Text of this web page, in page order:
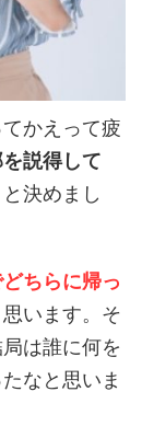
かえって疲
説得して
と決めまし
ちらに帰っ
思います。そ
は誰に何を
なと思いま